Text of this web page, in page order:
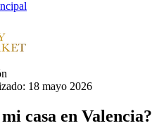
18 mayo 2026
casa en Valencia?